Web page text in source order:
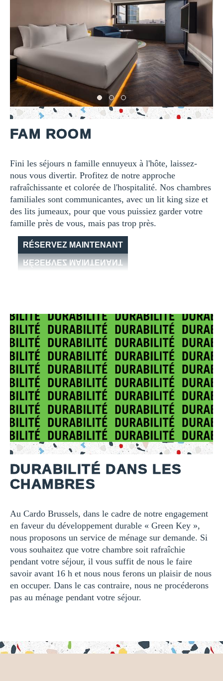
FAM ROOM
Fini les séjours n famille ennuyeux à l'hôte, laissez-
nous vous divertir. Profitez de notre approche
rafraîchissante et colorée de l'hospitalité. Nos chambres
familiales sont communicantes, avec un lit king size et
des lits jumeaux, pour que vous puissiez garder votre
famille près de vous, mais pas trop près.
RÉSERVEZ MAINTENANT
RÉSERVEZ MAINTENANT
DURABILITÉ DANS LES
CHAMBRES
Au Cardo Brussels, dans le cadre de notre engagement
en faveur du développement durable « Green Key »,
nous proposons un service de ménage sur demande. Si
vous souhaitez que votre chambre soit rafraîchie
pendant votre séjour, il vous suffit de nous le faire
savoir avant 16 h et nous nous ferons un plaisir de nous
en occuper. Dans le cas contraire, nous ne procéderons
pas au ménage pendant votre séjour.